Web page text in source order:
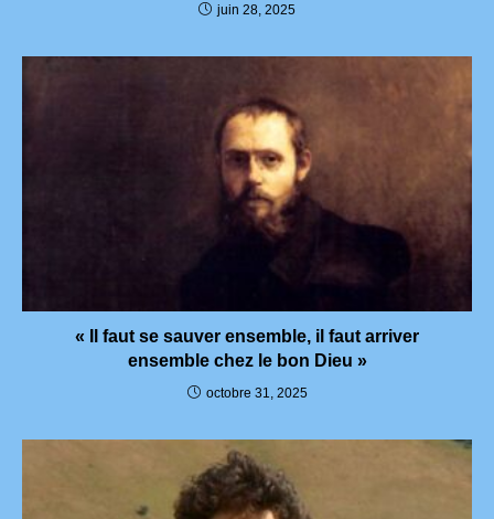
juin 28, 2025
« Il faut se sauver ensemble, il faut arriver
ensemble chez le bon Dieu »
octobre 31, 2025